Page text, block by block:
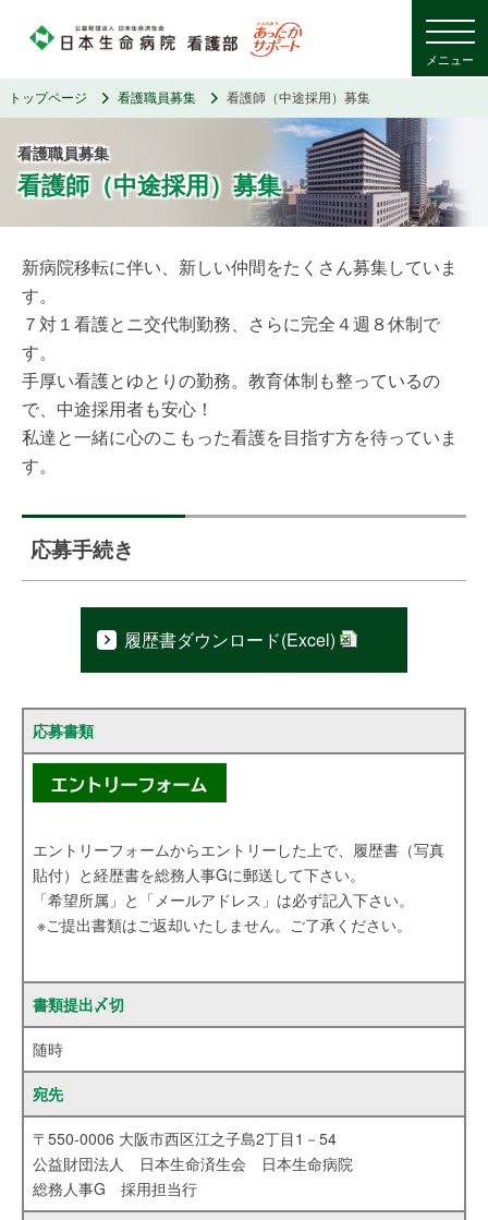
メニュー
トップページ 看護職員募集 看護師（中途採用）募集
看護職員募集
看護師（中途採用）募集
新病院移転に伴い、新しい仲間をたくさん募集していま
す。
７対１看護とニ交代制勤務、さらに完全４週８休制で
す。
手厚い看護とゆとりの勤務。教育体制も整っているの
で、中途採用者も安心！
私達と一緒に心のこもった看護を目指す方を待っていま
す。
応募手続き
履歴書ダウンロード(Excel)
応募書類
エントリーフォームからエントリーした上で、履歴書（写真
貼付）と経歴書を総務人事Gに郵送して下さい。
「希望所属」と「メールアドレス」は必ず記入下さい。
※ご提出書類はご返却いたしません。ご了承ください。
書類提出〆切
随時
宛先
〒550-0006 大阪市西区江之子島2丁目1－54
公益財団法人 日本生命済生会 日本生命病院
総務人事G 採用担当行